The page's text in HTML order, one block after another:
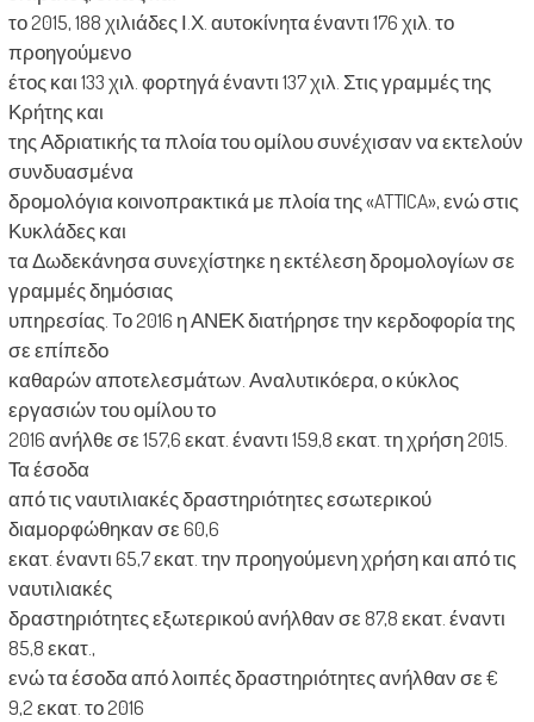
το 2015, 188 χιλιάδες Ι.Χ. αυτοκίνητα έναντι 176 χιλ. το
προηγούμενο
έτος και 133 χιλ. φορτηγά έναντι 137 χιλ. Στις γραμμές της
Κρήτης και
της Αδριατικής τα πλοία του ομίλου συνέχισαν να εκτελούν
συνδυασμένα
δρομολόγια κοινοπρακτικά με πλοία της «ATTICA», ενώ στις
Κυκλάδες και
τα Δωδεκάνησα συνεχίστηκε η εκτέλεση δρομολογίων σε
γραμμές δημόσιας
υπηρεσίας. Tο 2016 η ΑΝΕΚ διατήρησε την κερδοφορία της
σε επίπεδο
καθαρών αποτελεσμάτων. Αναλυτικόερα, ο κύκλος
εργασιών του ομίλου το
2016 ανήλθε σε 157,6 εκατ. έναντι 159,8 εκατ. τη χρήση 2015.
Τα έσοδα
από τις ναυτιλιακές δραστηριότητες εσωτερικού
διαμορφώθηκαν σε 60,6
εκατ. έναντι 65,7 εκατ. την προηγούμενη χρήση και από τις
ναυτιλιακές
δραστηριότητες εξωτερικού ανήλθαν σε 87,8 εκατ. έναντι
85,8 εκατ.,
ενώ τα έσοδα από λοιπές δραστηριότητες ανήλθαν σε €
9,2 εκατ. το 2016